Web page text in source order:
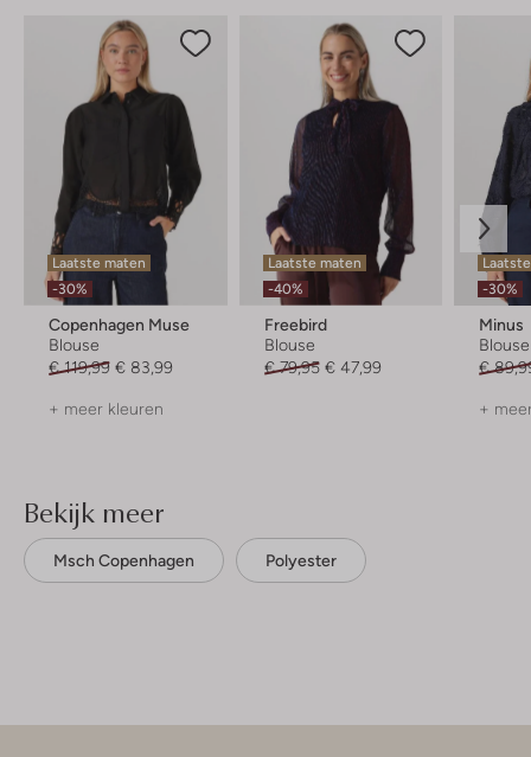
Laatste maten
-30%
Copenhagen Muse
Blouse
€ 119,99 € 83,99
+ meer kleuren
Laatste maten
-40%
Freebird
Blouse
€ 79,95 € 47,99
-30%
Minus
Blouse
€
+
Bekijk meer
Msch Copenhagen Polyester